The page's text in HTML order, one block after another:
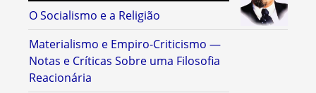
O Socialismo e a Religião
Materialismo e Empiro-Criticismo —
Notas e Críticas Sobre uma Filosofia
Reacionária